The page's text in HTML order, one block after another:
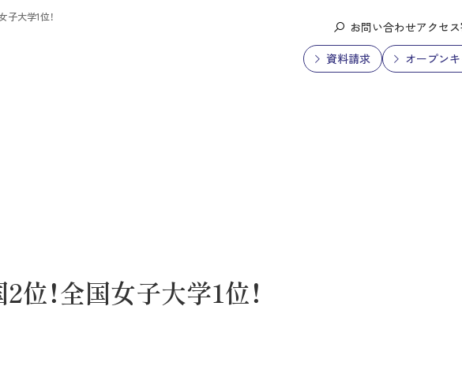
お問い合わせアクセス
資料請求 オープン
子大学1位！
！全国女子大学1位！